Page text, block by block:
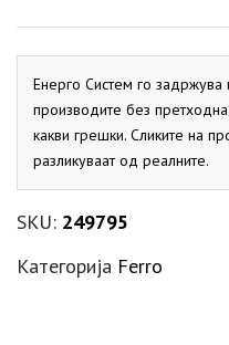
Енерго Систем го
производите без
какви грешки. Сликите на
разликуваат од реалните.
SKU: 249795
Категорија Ferro